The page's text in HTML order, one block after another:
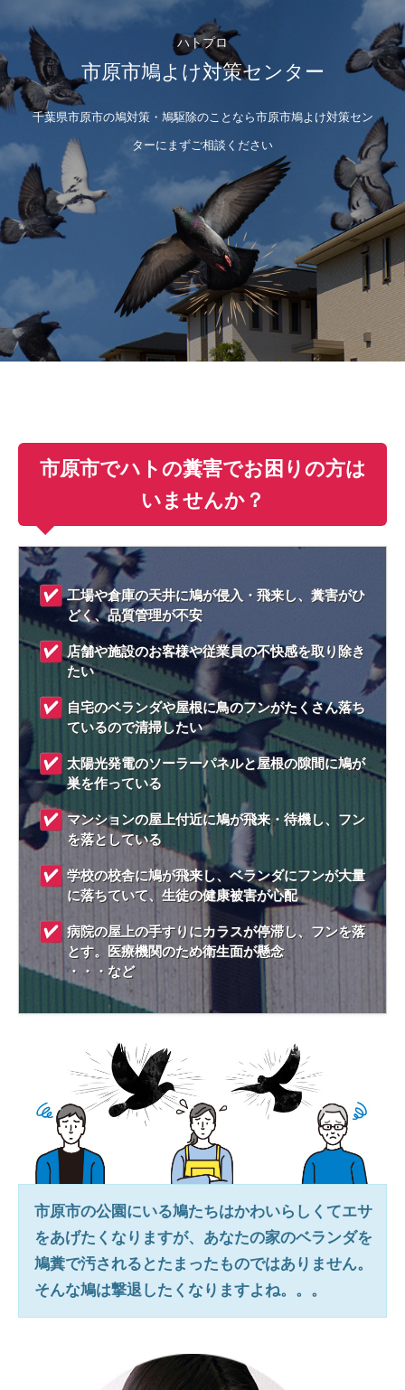
ハトプロ
市原市鳩よけ対策センター
千葉県市原市の鳩対策・鳩駆除のことなら市原市鳩よけ対策セン
ターにまずご相談ください
市原市でハトの糞害でお困りの方は
いませんか？
工場や倉庫の天井に鳩が侵入・飛来し、糞害がひ
どく、品質管理が不安
店舗や施設のお客様や従業員の不快感を取り除き
たい
自宅のベランダや屋根に鳥のフンがたくさん落ち
ているので清掃したい
太陽光発電のソーラーパネルと屋根の隙間に鳩が
巣を作っている
マンションの屋上付近に鳩が飛来・待機し、フン
を落としている
学校の校舎に鳩が飛来し、ベランダにフンが大量
に落ちていて、生徒の健康被害が心配
病院の屋上の手すりにカラスが停滞し、フンを落
とす。医療機関のため衛生面が懸念
・・・など
市原市の公園にいる鳩たちはかわいらしくてエサ
をあげたくなりますが、あなたの家のベランダを
鳩糞で汚されるとたまったものではありません。
そんな鳩は撃退したくなりますよね。。。